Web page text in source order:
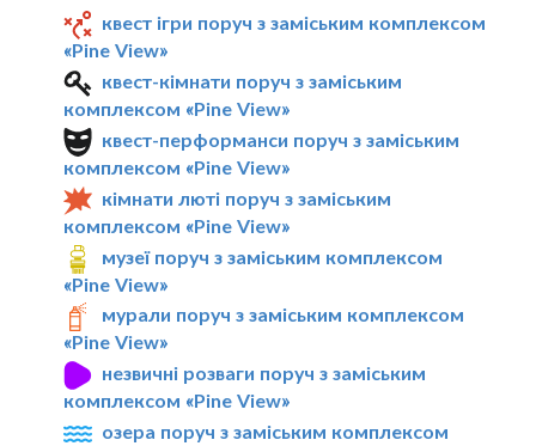
квест ігри поруч з заміським комплексом
«Pine View»
квест-кімнати поруч з заміським
комплексом «Pine View»
квест-перформанси поруч з заміським
комплексом «Pine View»
кімнати люті поруч з заміським
комплексом «Pine View»
музеї поруч з заміським комплексом
«Pine View»
мурали поруч з заміським комплексом
«Pine View»
незвичні розваги поруч з заміським
комплексом «Pine View»
озера поруч з заміським комплексом